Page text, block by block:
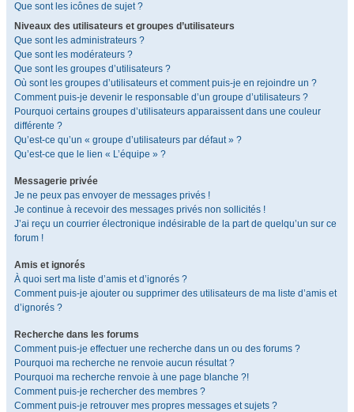
Que sont les icônes de sujet ?
Niveaux des utilisateurs et groupes d’utilisateurs
Que sont les administrateurs ?
Que sont les modérateurs ?
Que sont les groupes d’utilisateurs ?
Où sont les groupes d’utilisateurs et comment puis-je en rejoindre un ?
Comment puis-je devenir le responsable d’un groupe d’utilisateurs ?
Pourquoi certains groupes d’utilisateurs apparaissent dans une couleur
différente ?
Qu’est-ce qu’un « groupe d’utilisateurs par défaut » ?
Qu’est-ce que le lien « L’équipe » ?
Messagerie privée
Je ne peux pas envoyer de messages privés !
Je continue à recevoir des messages privés non sollicités !
J’ai reçu un courrier électronique indésirable de la part de quelqu’un sur ce
forum !
Amis et ignorés
À quoi sert ma liste d’amis et d’ignorés ?
Comment puis-je ajouter ou supprimer des utilisateurs de ma liste d’amis et
d’ignorés ?
Recherche dans les forums
Comment puis-je effectuer une recherche dans un ou des forums ?
Pourquoi ma recherche ne renvoie aucun résultat ?
Pourquoi ma recherche renvoie à une page blanche ?!
Comment puis-je rechercher des membres ?
Comment puis-je retrouver mes propres messages et sujets ?